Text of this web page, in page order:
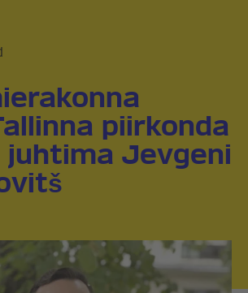
piirkonda
juhtima Jevgeni